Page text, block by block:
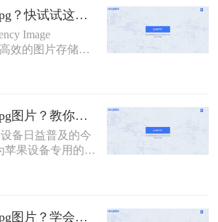
将HEIC格式转换
图片heic怎么转jpg？快试试这几个方法！
Image
效的图片存储格
，主要用于iOS
。然而，由于其
在实际应用中，
转换为更通用的
heic怎么转jpg
图片转换为
助用户轻松实现
heic怎么批量转jpg图片？教你三种简单的图片格式转换方法！
备日益普及的今
苹果设备专用的图
的压缩和优秀的
大用户的喜爱。
打开和编辑HEIC
heic怎么批量转jpg图片？学会这3种方法，10秒转换上百张图片。